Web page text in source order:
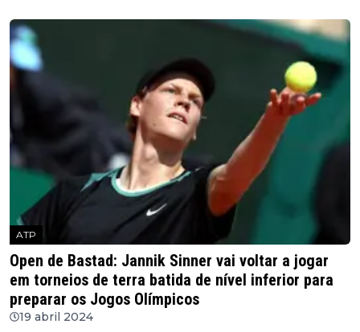
ATP
Open de Bastad: Jannik Sinner vai voltar a jogar
em torneios de terra batida de nível inferior para
preparar os Jogos Olímpicos
19 abril 2024